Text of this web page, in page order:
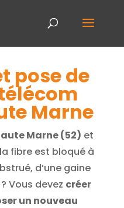
pose de
Marne
Marne (52) et
fibre est bloqué à
d’une gaine
Vous devez créer
un nouveau